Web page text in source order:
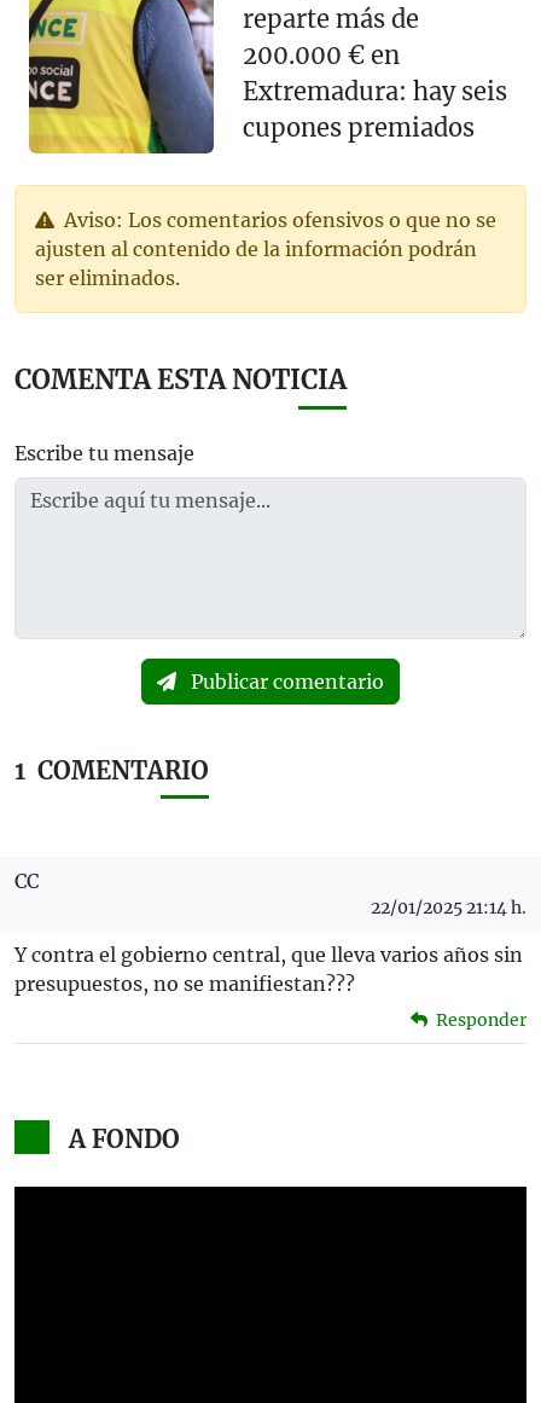
reparte más de
200.000 € en
Extremadura: hay seis
cupones premiados
Aviso: Los comentarios ofensivos o que no se
ajusten al contenido de la información podrán
ser eliminados.
COMENTA ESTA NOTICIA
Escribe tu mensaje
Publicar comentario
1 COMENTARIO
CC
22/01/2025 21:14 h.
Y contra el gobierno central, que lleva varios años sin
presupuestos, no se manifiestan???
Responder
A FONDO